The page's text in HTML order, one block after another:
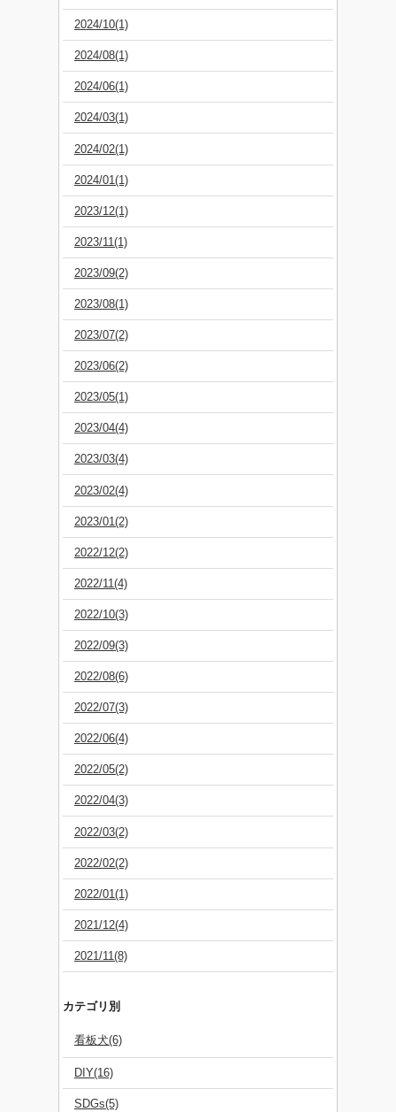
2024/10(1)
2024/08(1)
2024/06(1)
2024/03(1)
2024/02(1)
2024/01(1)
2023/12(1)
2023/11(1)
2023/09(2)
2023/08(1)
2023/07(2)
2023/06(2)
2023/05(1)
2023/04(4)
2023/03(4)
2023/02(4)
2023/01(2)
2022/12(2)
2022/11(4)
2022/10(3)
2022/09(3)
2022/08(6)
2022/07(3)
2022/06(4)
2022/05(2)
2022/04(3)
2022/03(2)
2022/02(2)
2022/01(1)
2021/12(4)
2021/11(8)
カテゴリ別
看板犬(6)
DIY(16)
SDGs(5)